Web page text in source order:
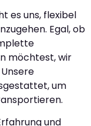
es uns, flexibel
Egal, ob
möchtest, wir
um
und